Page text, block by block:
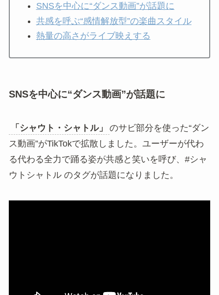
SNSを中心に“ダンス動画”が話題に
共感を呼ぶ“感情解放型”の楽曲スタイル
熱量の高さがライブ映えする
SNSを中心に“ダンス動画”が話題に
「シャウト・シャトル」
のサビ部分を使った“ダン
ス動画”がTikTokで拡散しました。ユーザーが代わ
る代わる全力で踊る姿が共感と笑いを呼び、#シャ
ウトシャトル のタグが話題になりました。